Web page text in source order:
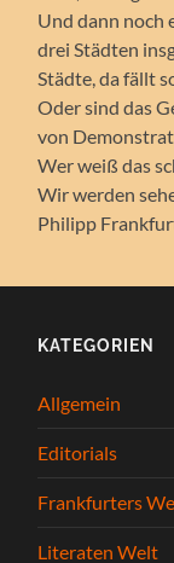
Und dann noch
drei Städten
Städte, da fällt
Oder sind das
von
Wer weiß das
Wir werden
Philipp
KATEGORIEN
Allgemein
Editorials
Frankfurters
Literaten Welt